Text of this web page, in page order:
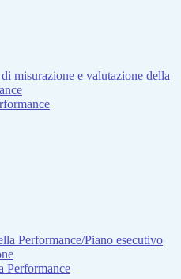
di misurazione e valutazione della
Performance/Piano esecutivo
Performance